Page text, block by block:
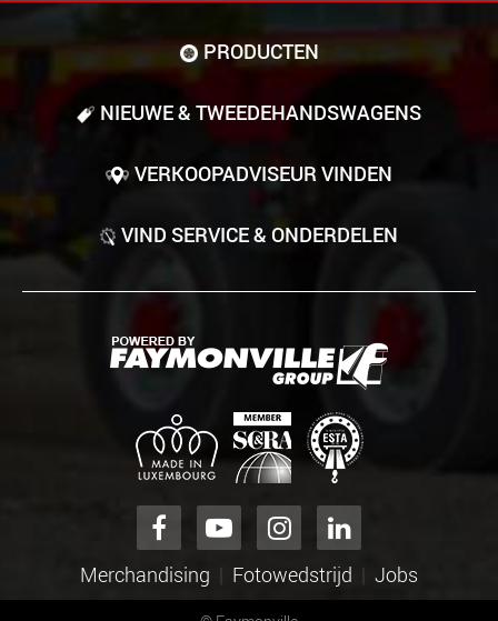
PRODUCTEN
NIEUWE & TWEEDE­HANDS­WAGENS
VERKOOPADVISEUR VINDEN
VIND SERVICE & ONDERDELEN
Merchandising Fotowedstrijd Jobs